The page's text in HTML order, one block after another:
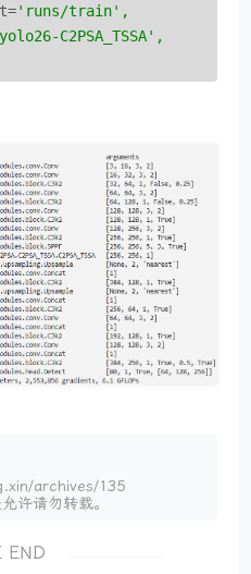
='runs/train',
C2PSA_TSSA',
archives/135
许请勿转载。
END